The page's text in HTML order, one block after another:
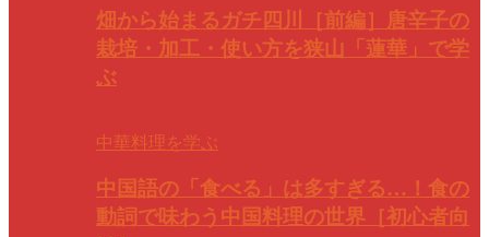
畑から始まるガチ四川［前編］唐辛子の
栽培・加工・使い方を狭山「蓮華」で学
ぶ
中華料理を学ぶ
中国語の「食べる」は多すぎる…！食の
動詞で味わう中国料理の世界［初心者向